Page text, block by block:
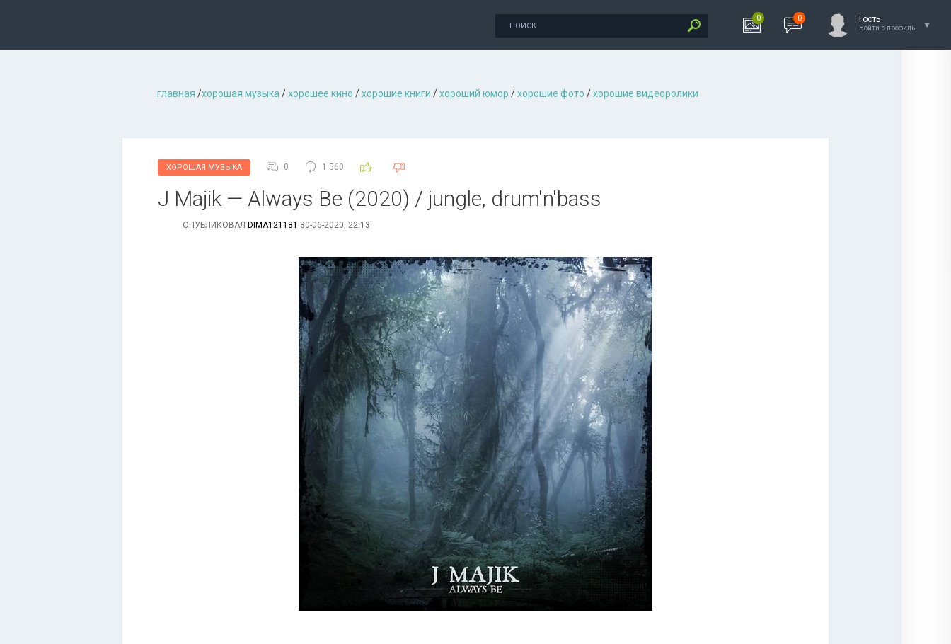
0 0 Гость
Войти в профиль
главная /хорошая музыкa /хорошее кино /хорошие книги /хороший юмор /хорошие фото /хорошие видеоролики
ХОРОШАЯ МУЗЫКА 0 1 560
J Majik — Always Be (2020) / jungle, drum'n'bass
ОПУБЛИКОВАЛ DIMA121181 30-06-2020, 22:13